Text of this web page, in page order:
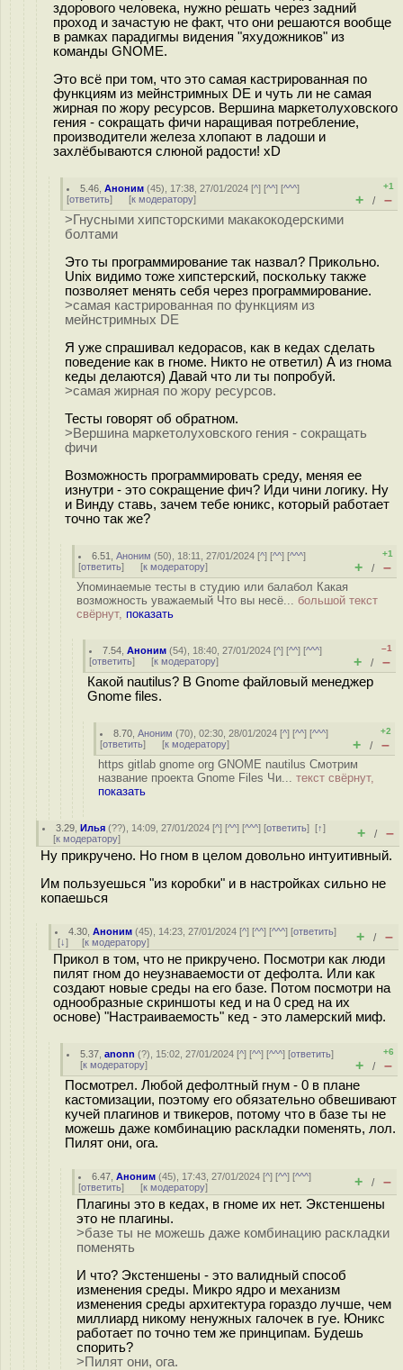
здорового человека, нужно решать через задний
проход и зачастую не факт, что они решаются вообще
в рамках парадигмы видения "яхудожников" из
команды GNOME.
Это всё при том, что это самая кастрированная по
функциям из мейнстримных DE и чуть ли не самая
жирная по жору ресурсов. Вершина маркетолуховского
гения - сокращать фичи наращивая потребление,
производители железа хлопают в ладоши и
захлёбываются слюной радости! xD
5.46 ,Аноним (45), 17:38, 27/01/2024 [^] [^^] [^^^]
[ответить] [к модератору]
+1
+ / –
>Гнусными хипсторскими мaкaкoкoдepcкими
болтами
Это ты программирование так назвал? Прикольно.
Unix видимо тоже хипстерский, поскольку также
позволяет менять себя через программирование.
>самая кастрированная по функциям из
мейнстримных DE
Я уже спрашивал кедорасов, как в кедах сделать
поведение как в гноме. Никто не ответил) А из гнома
кеды делаются) Давай что ли ты попробуй.
>самая жирная по жору ресурсов.
Тесты говорят об обратном.
>Вершина маркетолуховского гения - сокращать
фичи
Возможность программировать среду, меняя ее
изнутри - это сокращение фич? Иди чини логику. Ну
и Винду ставь, зачем тебе юникс, который работает
точно так же?
6.51 ,Аноним (50), 18:11, 27/01/2024 [^] [^^] [^^^]
[ответить] [к модератору]
+1
+ / –
Упоминаемые тесты в студию или балабол Какая
возможность уважаемый Что вы несё... большой текст
свёрнут, показать
7.54 ,Аноним (54), 18:40, 27/01/2024 [^] [^^] [^^^]
[ответить] [к модератору]
–1
+ / –
Какой nautilus? В Gnome файловый менеджер
Gnome files.
8.70 ,Аноним (70), 02:30, 28/01/2024 [^] [^^] [^^^]
[ответить] [к модератору]
+2
+ / –
https gitlab gnome org GNOME nautilus Смотрим
название проекта Gnome Files Чи... текст свёрнут,
показать
3.29 ,Илья (??), 14:09, 27/01/2024 [^] [^^] [^^^] [ответить][↑]
[к модератору] + / –
Ну прикручено. Но гном в целом довольно интуитивный.
Им пользуешься "из коробки" и в настройках сильно не
копаешься
4.30 ,Аноним (45), 14:23, 27/01/2024 [^] [^^] [^^^] [ответить]
[↓] [к модератору] + / –
Прикол в том, что не прикручено. Посмотри как люди
пилят гном до неузнаваемости от дефолта. Или как
создают новые среды на его базе. Потом посмотри на
однообразные скриншоты кед и на 0 сред на их
основе) "Настраиваемость" кед - это ламерский миф.
5.37 ,anonn (?), 15:02, 27/01/2024 [^] [^^] [^^^] [ответить]
[к модератору]
+6
+ / –
Посмотрел. Любой дефолтный гнум - 0 в плане
кастомизации, поэтому его обязательно обвешивают
кучей плагинов и твикеров, потому что в базе ты не
можешь даже комбинацию раскладки поменять, лол.
Пилят они, ога.
6.47 ,Аноним (45), 17:43, 27/01/2024 [^] [^^] [^^^]
[ответить] [к модератору] + / –
Плагины это в кедах, в гноме их нет. Экстеншены
это не плагины.
>базе ты не можешь даже комбинацию раскладки
поменять
И что? Экстеншены - это валидный способ
изменения среды. Микро ядро и механизм
изменения среды архитектура гораздо лучше, чем
миллиард никому ненужных галочек в гуе. Юникс
работает по точно тем же принципам. Будешь
спорить?
>Пилят они, ога.